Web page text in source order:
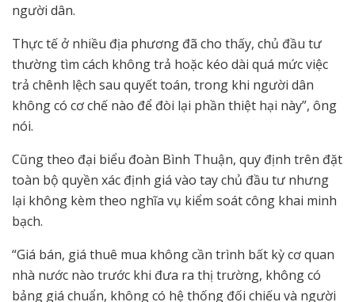
người dân.
Thực tế ở nhiều địa phương đã cho thấy, chủ đầu tư
thường tìm cách không trả hoặc kéo dài quá mức việc
trả chênh lệch sau quyết toán, trong khi người dân
không có cơ chế nào để đòi lại phần thiệt hại này”, ông
nói.
Cũng theo đại biểu đoàn Bình Thuận, quy định trên đặt
toàn bộ quyền xác định giá vào tay chủ đầu tư nhưng
lại không kèm theo nghĩa vụ kiểm soát công khai minh
bạch.
“Giá bán, giá thuê mua không cần trình bất kỳ cơ quan
nhà nước nào trước khi đưa ra thị trường, không có
bảng giá chuẩn, không có hệ thống đối chiếu và người